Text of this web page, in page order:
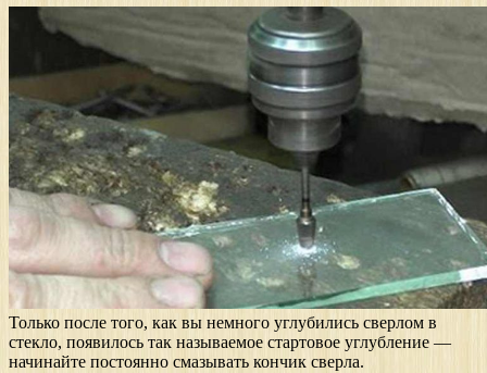
Только после того, как вы немного углубились сверлом в
стекло, появилось так называемое стартовое углубление —
начинайте постоянно смазывать кончик сверла.